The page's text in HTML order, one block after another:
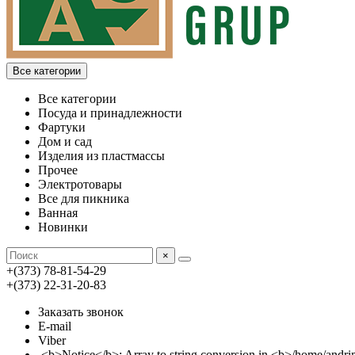
Все категории
Все категории
Посуда и принадлежности
Фартуки
Дом и сад
Изделия из пластмассы
Прочее
Электротовары
Все для пикника
Ванная
Новинки
×
+(373) 78-81-54-29
+(373) 22-31-20-83
Заказать звонок
E-mail
Viber